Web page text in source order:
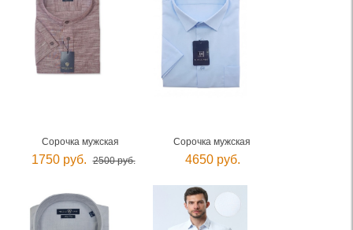
Сорочка мужская
1750 руб. 2500 руб.
Сорочка мужская
4650 руб.